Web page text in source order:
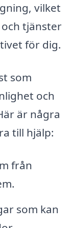
vilket
tjänster
för dig.
som
och
är några
till hjälp:
från
som kan